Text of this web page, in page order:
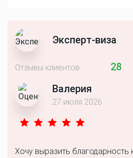
Эксперт-виза
Отзывы клиентов 28
Валерия
27 июля 2026
Хочу выразить благодарность